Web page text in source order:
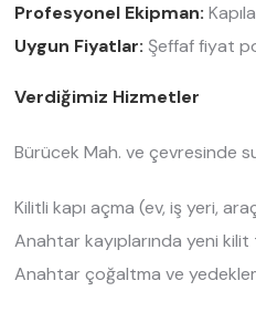
Profesyonel Ekipman:
Uygun Fiyatlar: Şeffaf fiyat
Verdiğimiz Hizmetler
Bürücek Mah. ve çevresinde
Kilitli kapı açma (ev, iş yeri,
Anahtar kayıplarında yeni
Anahtar çoğaltma ve